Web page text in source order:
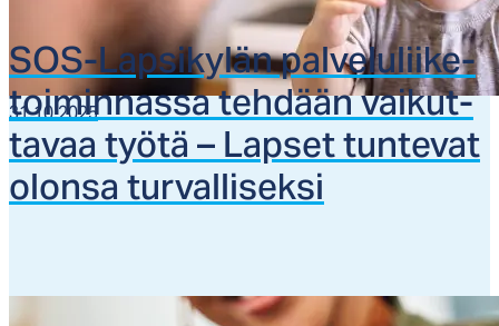
31.10.2025
SOS-Lap­si­ky­län pal­ve­lu­lii­ke­
toi­min­nas­sa teh­dään vai­kut­
ta­vaa työ­tä – Lap­set tun­te­vat
olon­sa tur­val­li­sek­si